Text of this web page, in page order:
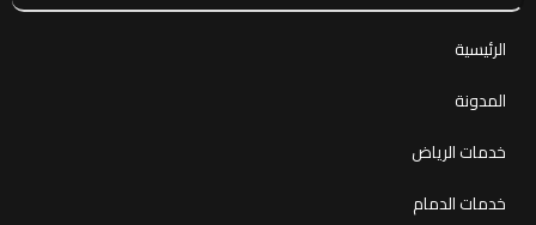
الرئيسية
المدونة
خدمات الرياض
خدمات الدمام